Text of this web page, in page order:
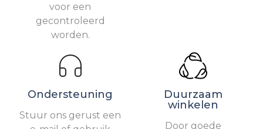
voor een
gecontroleerd
worden.
Ondersteuning
Stuur ons gerust een
Duurzaam
winkelen
Door goede